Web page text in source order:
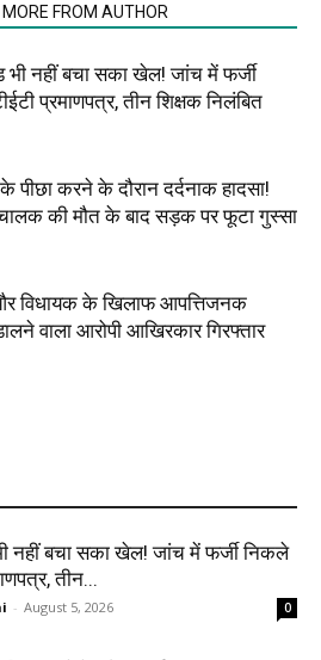
MORE FROM AUTHOR
भी नहीं बचा सका खेल! जांच में फर्जी
प्रमाणपत्र, तीन शिक्षक निलंबित
पीछा करने के दौरान दर्दनाक हादसा!
की मौत के बाद सड़क पर फूटा गुस्सा
विधायक के खिलाफ आपत्तिजनक
वाला आरोपी आखिरकार गिरफ्तार
नहीं बचा सका खेल! जांच में फर्जी निकले
तीन...
- August 5, 2026 0